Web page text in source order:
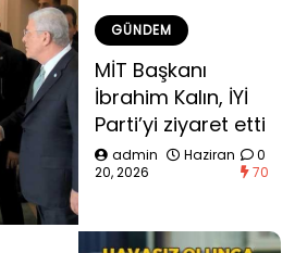
GÜNDEM
MİT Başkanı
İbrahim Kalın, İYİ
Parti’yi ziyaret etti
admin
Haziran
20, 2026
0
70